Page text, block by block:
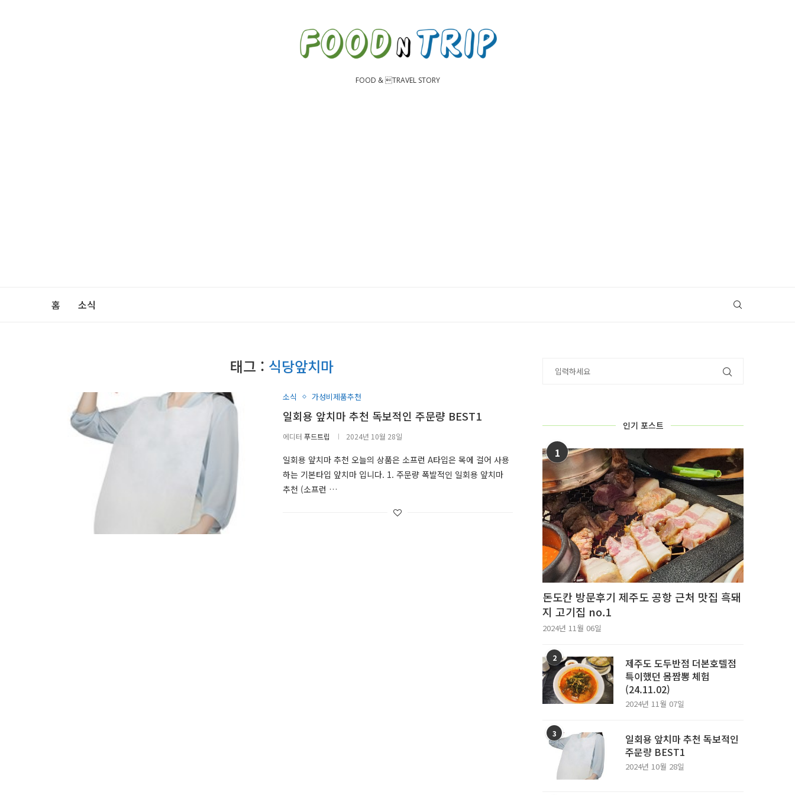
FOOD & TRAVEL STORY
홈 소식
태그 : 식당앞치마
소식 가성비제품추천
일회용 앞치마 추천 독보적인 주문량 BEST1
에디터 푸드트립 2024년 10월 28일
일회용 앞치마 추천 오늘의 상품은 소프런 A타입은 목에 걸어 사용
하는 기본타입 앞치마 입니다. 1. 주문량 폭발적인 일회용 앞치마
추천 (소프런 …
인기 포스트
1
돈도칸 방문후기 제주도 공항 근처 맛집 흑돼
지 고기집 no.1
2024년 11월 06일
2
제주도 도두반점 더본호텔점
특이했던 몸짬뽕 체험
(24.11.02)
2024년 11월 07일
3
일회용 앞치마 추천 독보적인
주문량 BEST1
2024년 10월 28일